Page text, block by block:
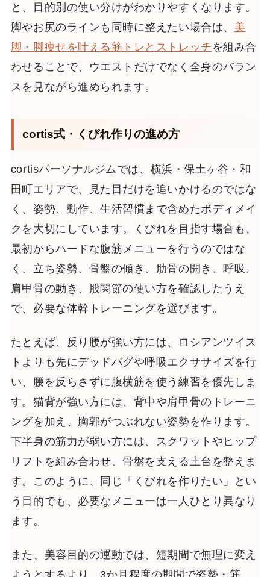
と、目的別の使い分けがわかりやすくなります。
脚やお尻のラインも同時に整えたい場合は、 美
脚・脚痩せを叶える筋トレとストレッチ を組み合
わせることで、ウエストだけでなく全身のバラン
スを見ながら進められます。
cortis式・くびれ作りの進め方
cortisパーソナルジムでは、横浜・保土ヶ谷・和
田町エリアで、見た目だけを追いかけるのではな
く、姿勢、動作、生活習慣まで含めたボディメイ
クを大切にしています。くびれを目指す場合も、
最初からハードな腹筋メニューを行うのではな
く、立ち姿勢、骨盤の傾き、肋骨の開き、呼吸、
肩甲骨の動き、股関節の使い方を確認したうえ
で、必要な体幹トレーニングを選びます。
たとえば、反り腰が強い方には、ロシアンツイス
トよりも先にデッドバグや呼吸エクササイズを行
い、腰を反らさずに腹横筋を使う練習を優先しま
す。猫背が強い方には、背中や肩甲骨のトレーニ
ングを加え、胸郭がつぶれない姿勢を作ります。
下半身の筋力が弱い方には、スクワットやヒップ
リフトを組み合わせ、骨盤を支える土台を整えま
す。このように、同じ「くびれを作りたい」とい
う目的でも、必要なメニューは一人ひとり異なり
ます。
また、美容目的の運動では、短期間で無理に変え